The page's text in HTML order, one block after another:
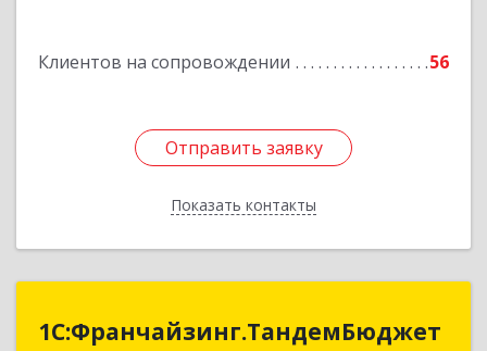
Клиентов на сопровождении 56
Отправить заявку
Показать контакты
Подробнее
Отправить заявку
Назад
1С:Франчайзинг.ТандемБюджет
1С:Франчайзинг.ТандемБюджет